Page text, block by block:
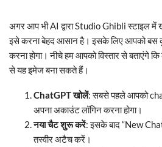
अगर आप भी AI द्वारा Studio Ghibli स्टाइल में
इसे करना बेहद आसान है। इसके लिए आपको बस
करना होगा। नीचे हम आपको विस्तार से बताएंगे
से यह इमेज बना सकते हैं।
ChatGPT खोलें: सबसे पहले आपको
अपना अकाउंट लॉगिन करना होगा।
नया चैट शुरू करें: इसके बाद “New
तस्वीर अटैच करें।